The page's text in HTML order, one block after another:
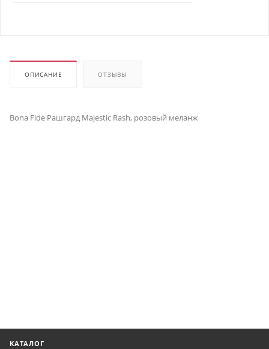
ОПИСАНИЕ ОТЗЫВЫ
Bona Fide Рашгард Majestic Rash, розовый меланж
КАТАЛОГ